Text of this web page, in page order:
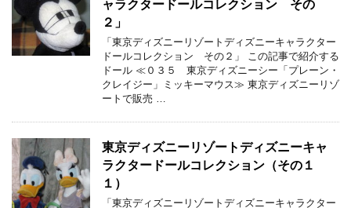
ャラクタードールコレクション その
２」
「東京ディズニーリゾートディズニーキャラクター
ドールコレクション その２」 この記事で紹介する
ドール ≪０３５ 東京ディズニーシー「プレーン・
クレイジー」ミッキーマウス≫ 東京ディズニーリゾ
ートで販売 …
東京ディズニーリゾートディズニーキャ
ラクタードールコレクション（その１
１）
「東京ディズニーリゾートディズニーキャラクター